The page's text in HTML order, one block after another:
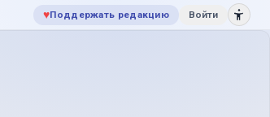
♥Поддержать редакцию Войти